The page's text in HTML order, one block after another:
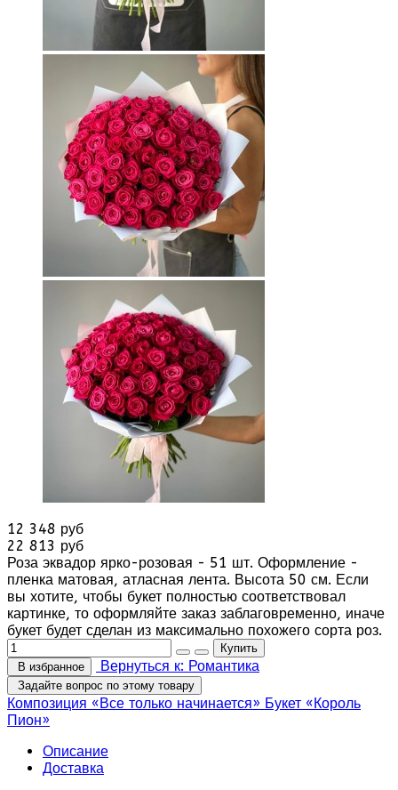
12 348 руб
22 813 руб
Роза эквадор ярко-розовая - 51 шт. Оформление -
пленка матовая, атласная лента. Высота 50 см. Если
вы хотите, чтобы букет полностью соответствовал
картинке, то оформляйте заказ заблаговременно, иначе
букет будет сделан из максимально похожего сорта роз.
В избранное Вернуться к: Романтика
Задайте вопрос по этому товару
Композиция «Все только начинается» Букет «Король
Пион»
Описание
Доставка